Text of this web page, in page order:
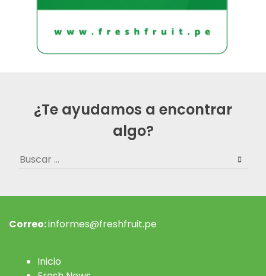
¿Te ayudamos a encontrar
algo?
Buscar:
Correo:informes@freshfruit.pe
Inicio